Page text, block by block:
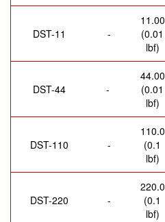
DST-11 -
11.00
(0.01
lbf)
DST-44 -
44.00
(0.01
lbf)
DST-110 -
110.0
(0.1
lbf)
DST-220 -
220.0
(0.1
lbf)